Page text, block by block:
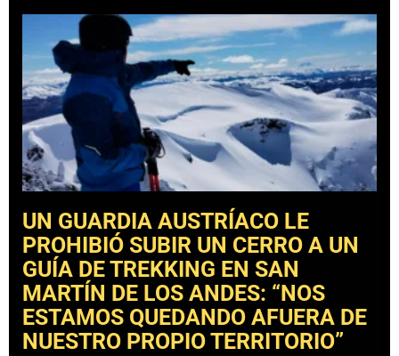
UN GUARDIA AUSTRÍACO LE
PROHIBIÓ SUBIR UN CERRO A UN
GUÍA DE TREKKING EN SAN
MARTÍN DE LOS ANDES: “NOS
ESTAMOS QUEDANDO AFUERA DE
NUESTRO PROPIO TERRITORIO”